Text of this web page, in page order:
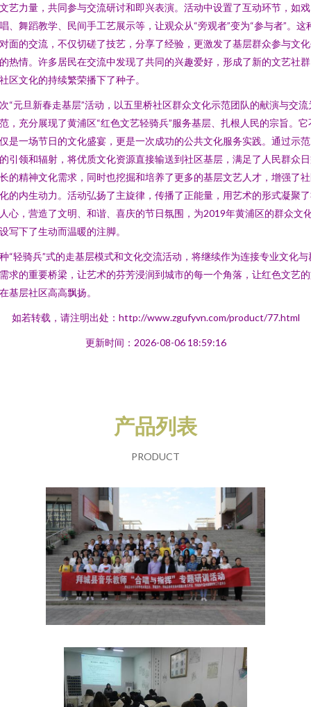
艺力量，共同参与交流研讨和即兴表演。活动中设置了互动环节，如
、舞蹈教学、民间手工艺展示等，让观众从“旁观者”变为“参与者”。这
面的交流，不仅切磋了技艺，分享了经验，更激发了基层群众参与文
热情。许多居民在交流中发现了共同的兴趣爱好，形成了新的文艺社
区文化的持续繁荣播下了种子。
“元旦新春走基层”活动，以五里桥社区群众文化示范团队的献演与交流
，充分展现了黄浦区“红色文艺轻骑兵”服务基层、扎根人民的宗旨。它
是一场节日的文化盛宴，更是一次成功的公共文化服务实践。通过示
引领和辐射，将优质文化资源直接输送到社区基层，满足了人民群众
的精神文化需求，同时也挖掘和培养了更多的基层文艺人才，增强了
的内生动力。活动弘扬了主旋律，传播了正能量，用艺术的形式凝聚
心，营造了文明、和谐、喜庆的节日氛围，为2019年黄浦区的群众文
写下了生动而温暖的注脚。
“轻骑兵”式的走基层模式和文化交流活动，将继续作为连接专业文化与
求的重要桥梁，让艺术的芬芳浸润到城市的每一个角落，让红色文艺
基层社区高高飘扬。
如若转载，请注明出处：http://www.zgufyvn.com/product/77.html
更新时间：2026-08-06 18:59:16
产品列表
PRODUCT